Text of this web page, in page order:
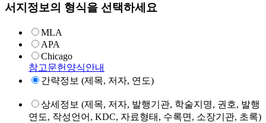
서지정보의 형식을 선택하세요
MLA
APA
Chicago
참고문헌양식안내
간략정보 (제목, 저자, 연도)
상세정보 (제목, 저자, 발행기관, 학술지명, 권호, 발행
연도, 작성언어, KDC, 자료형태, 수록면, 소장기관, 초록)